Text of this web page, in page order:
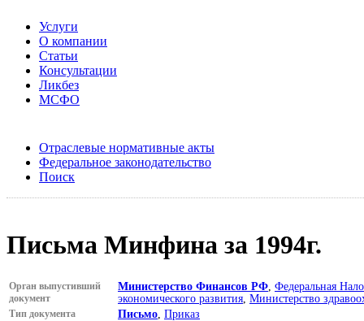
Услуги
О компании
Статьи
Консультации
Ликбез
МСФО
Отраслевые нормативные акты
Федеральное законодательство
Поиск
Письма Минфина за 1994г.
Орган выпустивший
документ
Министерство Финансов РФ Федеральная
экономического развития Министерство
Тип документа Письмо Приказ